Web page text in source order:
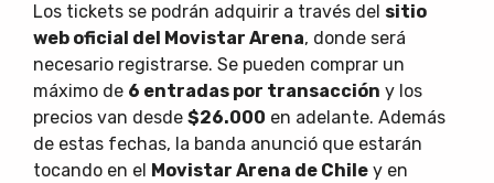
Los tickets se podrán adquirir a través del sitio
web oficial del Movistar Arena, donde será
necesario registrarse. Se pueden comprar un
máximo de 6 entradas por transacción y los
precios van desde $26.000 en adelante. Además
de estas fechas, la banda anunció que estarán
tocando en el Movistar Arena de Chile y en